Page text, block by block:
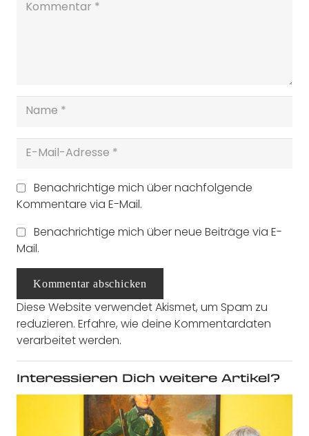
Benachrichtige mich über nachfolgende
Kommentare via E-Mail.
Benachrichtige mich über neue Beiträge via E-
Mail.
Kommentar abschicken
Diese Website verwendet Akismet, um Spam zu
reduzieren. Erfahre, wie deine Kommentardaten
verarbeitet werden.
Interessieren Dich weitere Artikel?